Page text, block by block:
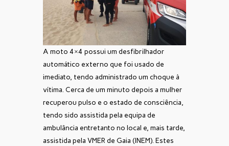
A moto 4×4 possui um desfibrilhador
automático externo que foi usado de
imediato, tendo administrado um choque à
vítima. Cerca de um minuto depois a mulher
recuperou pulso e o estado de consciência,
tendo sido assistida pela equipa de
ambulância entretanto no local e, mais tarde,
assistida pela VMER de Gaia (INEM). Estes